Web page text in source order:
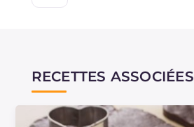
RECETTES ASSOCIÉES